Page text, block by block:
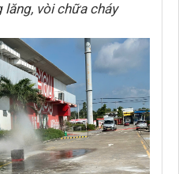
lăng, vòi chữa cháy